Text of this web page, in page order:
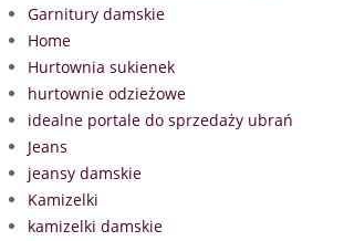
Garnitury damskie
Home
Hurtownia sukienek
hurtownie odzieżowe
idealne portale do sprzedaży ubrań
Jeans
jeansy damskie
Kamizelki
kamizelki damskie